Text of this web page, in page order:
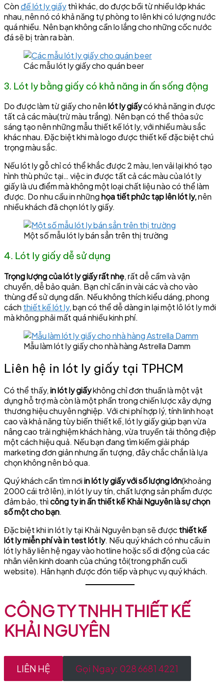
Còn đế lót ly giấythì khác, do được bồi từ nhiều lớp khác
nhau, nên nó có khả năng tự phòng to lên khi có lượng nước
quá nhiều. Nên bạn không cần lo lắng cho những cốc nước
đá sẽ bị tràn ra bàn.
Các mẫu lót ly giấy cho quán beer
3. Lót ly bằng giấy có khả năng in ấn sống động
Do được làm từ giấy cho nênlót ly giấycó khả năng in được
tất cả các màu(trừ màu trắng). Nên bạn có thể thỏa sức
sáng tạo nên những mẫu thiết kế lót ly, với nhiều màu sắc
khác nhau. Đặc biệt khi mà logo được thiết kế đặc biệt chú
trọng màu sắc.
Nếu lót ly gỗ chỉ có thể khắc được 2 màu, len vải lại khó tạo
hình thù phức tại… việc in được tất cả các màu của lót ly
giấy là ưu điểm mà không một loại chất liệu nào có thể làm
được. Do nhu cầu in nhữnghọa tiết phức tạp lên lót ly,nên
nhiều khách đã chọn lót ly giấy.
Một số mẫu lót ly bán sẳn trên thị trường
4. Lót ly giấy dễ sử dụng
Trọng lượng của lót ly giấy rất nhẹ, rất dễ cầm và vận
chuyển, dễ bảo quản. Bạn chỉ cần in vài các và cho vào
thùng để sử dụng dần. Nếu không thích kiểu dáng, phong
cách thiết kế lót ly, bạn có thể dễ dàng in lại một lô lót ly mới
mà không phải mất quá nhiều kinh phí.
Mẫu làm lót ly giấy cho nhà hàng Astrella Damm
Liên hệ in lót ly giấy tại TPHCM
Có thể thấy,in lót ly giấykhông chỉ đơn thuần là một vật
dụng hỗ trợ mà còn là một phần trong chiến lược xây dựng
thương hiệu chuyên nghiệp. Với chi phí hợp lý, tính linh hoạt
cao và khả năng tùy biến thiết kế, lót ly giấy giúp bạn vừa
nâng cao trải nghiệm khách hàng, vừa truyền tải thông điệp
một cách hiệu quả. Nếu bạn đang tìm kiếm giải pháp
marketing đơn giản nhưng ấn tượng, đây chắc chắn là lựa
chọn không nên bỏ qua.
Quý khách cần tìm nơiin lót ly giấy với số lượng lớn(khoảng
2000 cái trở lên), in lót ly uy tín, chất lượng sản phẩm được
đảm bảo, thìcông ty in ấn thiết kế Khải Nguyên là sự chọn
số một cho bạn.
Đặc biệt khi in lót ly tại Khải Nguyên bạn sẽ đượcthiết kế
lót ly miễn phí và in test lót ly. Nếu quý khách có nhu cầu in
lót ly hãy liên hệ ngay vào hotline hoặc số di động của các
nhân viên kinh doanh của chúng tôi(trong phần cuối
website). Hân hạnh được đón tiếp và phục vụ quý khách.
CÔNG TY TNHH THIẾT KẾ
KHẢI NGUYÊN
LIÊN HỆ Gọi Ngay: 028 6681 4221